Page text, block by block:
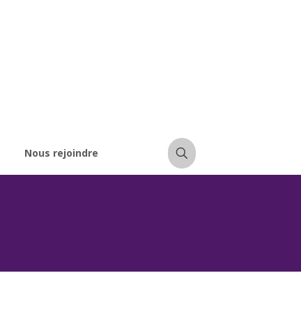
Nous rejoindre